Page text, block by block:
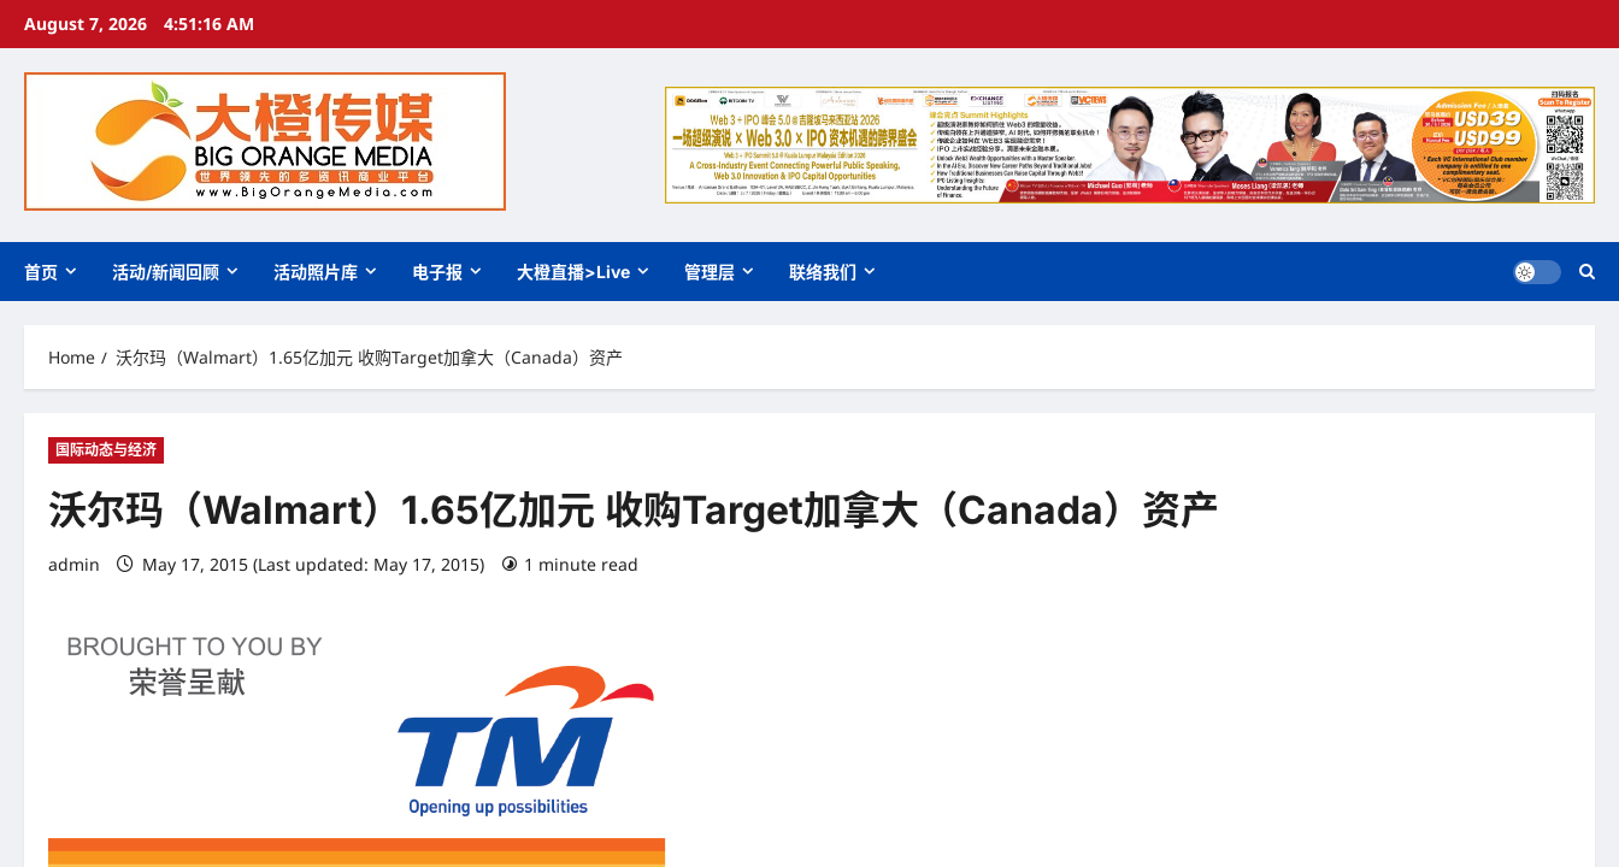
Skip
content
August 7, 2026 4:51:17 AM
首页 活动/新闻回顾 活动照片库 电子报 大橙直播>Live 管理层 联络我们
Home 沃尔玛（Walmart）1.65亿加元 收购Target加拿大（Canada）资产
国际动态与经济
沃尔玛（Walmart）1.65亿加元 收购Target加拿大（Canada）资产
admin May 17, 2015 (Last updated: May 17, 2015) 1 minute read